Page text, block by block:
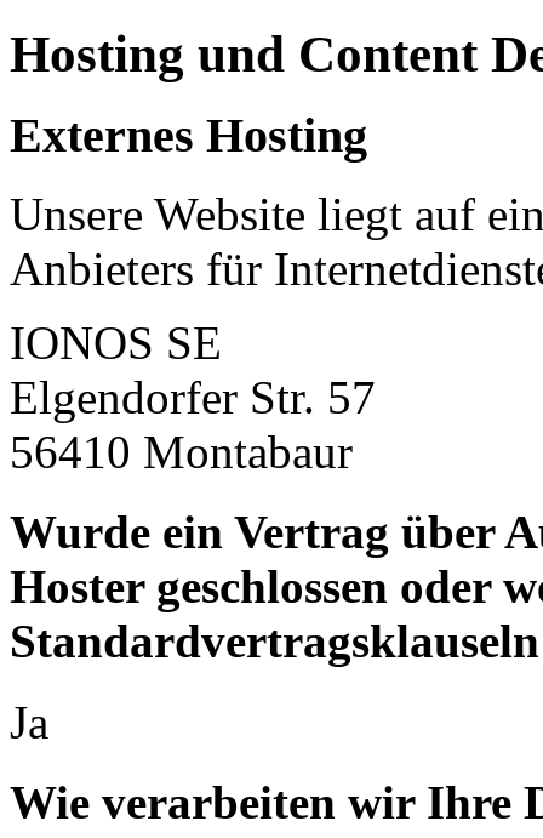
Hosting und Content
Externes Hosting
Unsere Website liegt auf
Anbieters für
IONOS SE
Elgendorfer Str. 57
56410 Montabaur
Wurde ein Vertrag über
Hoster geschlossen oder
Ja
Wie verarbeiten wir Ihre